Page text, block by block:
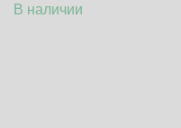
В наличии